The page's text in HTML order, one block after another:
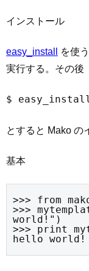
インストール
easy_install
を使
実行する。その後
$ easy_install
とすると Mako の
基本
>>> from
>>>
world!")
>>> print
hello world!